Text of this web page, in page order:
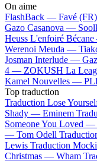
On aime
FlashBack — Favé (FR)
Gazo Casanova —
Heuss L'enfoiré
Werenoi Meuda —
Josman Interlude —
4 — ZOKUSH La
Kamel Nouvelles —
Top traduction
Traduction Lose
Shady — Eminem
Someone You Loved —
— Tom Odell
Lewis Traduction
Christmas — Wham